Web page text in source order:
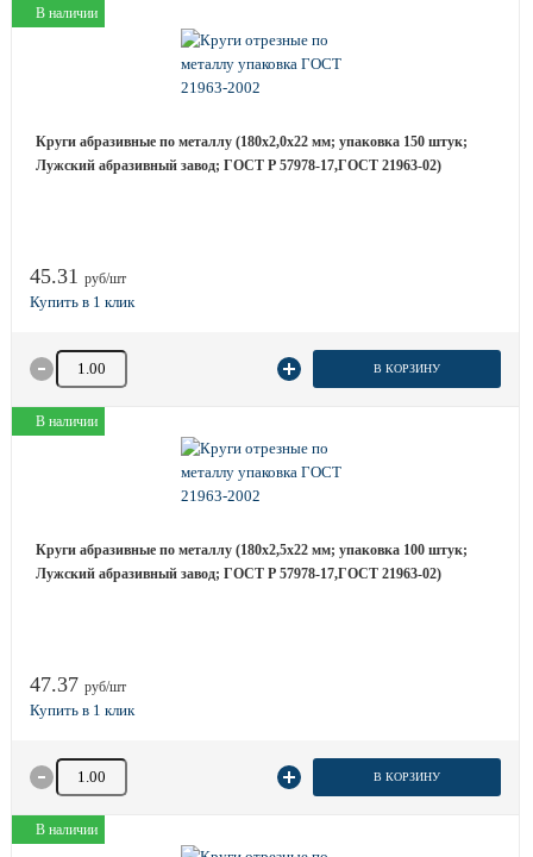
В наличии
Круги абразивные по металлу (180х2,0х22 мм; упаковка 150 штук;
Лужский абразивный завод; ГОСТ Р 57978-17,ГОСТ 21963-02)
45.31 руб/шт
Количество товара В КОРЗИНУ
В наличии
Круги абразивные по металлу (180х2,5х22 мм; упаковка 100 штук;
Лужский абразивный завод; ГОСТ Р 57978-17,ГОСТ 21963-02)
47.37 руб/шт
Количество товара В КОРЗИНУ
В наличии